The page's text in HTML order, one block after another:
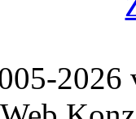
2026